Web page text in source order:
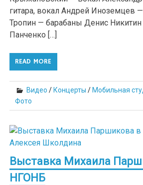
гитара, вокал Андрей Иноземцев
Тропин — барабаны Денис
Панченко […]
READ MORE
Видео / Концерты / Мобильная
Фото
Выставка Михаила
НГОНБ